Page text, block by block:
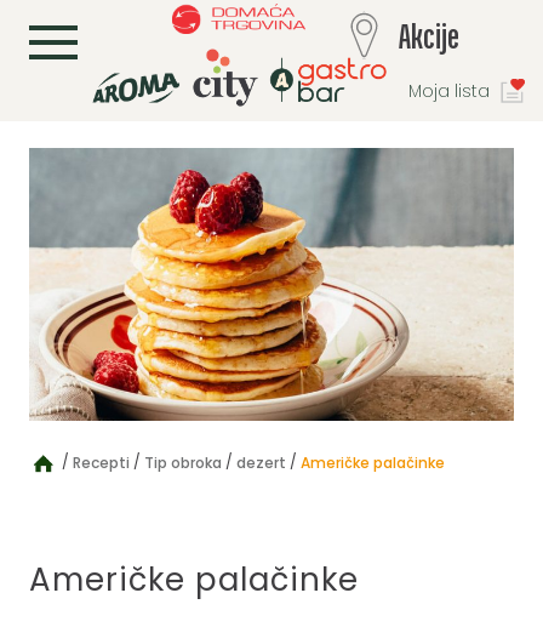
Moja lista
L Akcije
Recepti Tip obroka dezert Američke palačinke
Američke palačinke